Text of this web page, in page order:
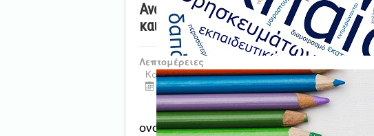
Ανάρτηση Λειτουργικά Υπεράριθμων
και ΠΕ79.01 για το διδακτικό έτος
Λεπτομέρειες
Κατηγορία:Uncategorised
Τελευταία ενημέρωση : 30 Ιουλίου 2018
Το Π.Υ.Σ.Π.Ε. Καρδίτσας σύμφωνα με
ονομαστικά λειτουργικά